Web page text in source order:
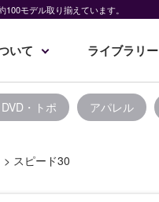
モデル取り揃えています。
いて ライブラリー
・トポ アパレル
> スピード30